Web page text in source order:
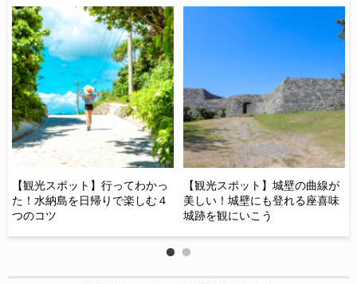
【観光スポット】行ってわかっ
た！水納島を日帰りで楽しむ４
つのコツ
【観光スポット】城壁の曲線が
美しい！城壁にも登れる座喜味
城跡を観にいこう